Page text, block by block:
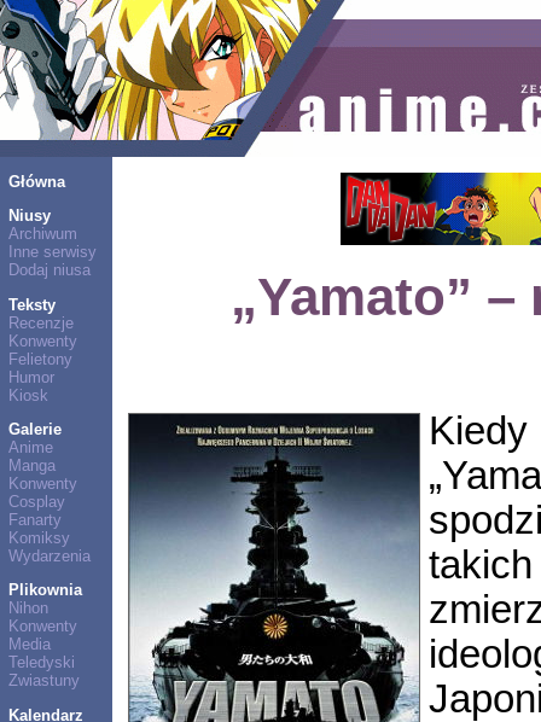
Główna
Niusy
Archiwum
Inne serwisy
Dodaj niusa
Teksty
Recenzje
Konwenty
Felietony
Humor
Kiosk
Galerie
Anime
Manga
Konwenty
Cosplay
Fanarty
Komiksy
Wydarzenia
Plikownia
Nihon
Konwenty
Media
Teledyski
Zwiastuny
Kalendarz
„Yamato”